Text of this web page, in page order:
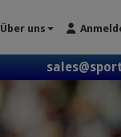
Über uns